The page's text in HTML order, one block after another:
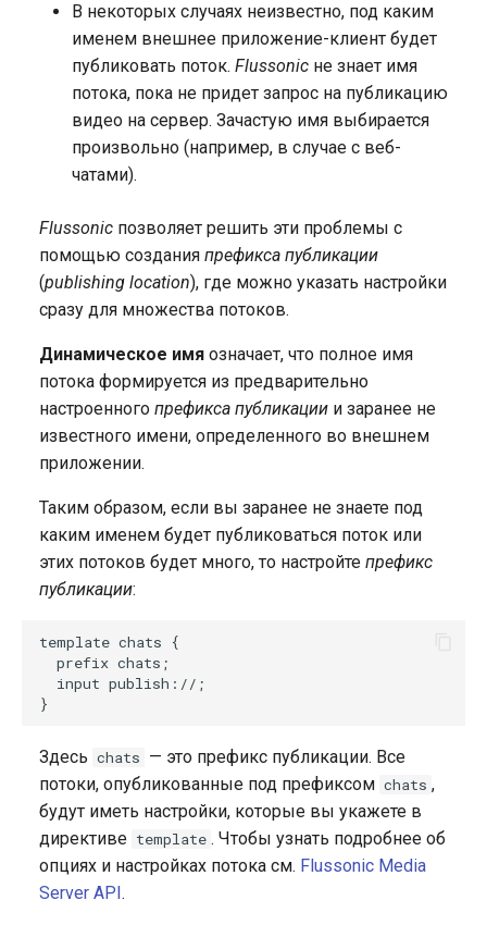
В некоторых случаях неизвестно, под каким
именем внешнее приложение-клиент будет
публиковать поток. Flussonic не знает имя
потока, пока не придет запрос на публикацию
видео на сервер. Зачастую имя выбирается
произвольно (например, в случае с веб-
чатами).
Flussonic позволяет решить эти проблемы с
помощью создания префикса публикации
(publishing location), где можно указать настройки
сразу для множества потоков.
Динамическое имя означает, что полное имя
потока формируется из предварительно
настроенного префикса публикации и заранее не
известного имени, определенного во внешнем
приложении.
Таким образом, если вы заранее не знаете под
каким именем будет публиковаться поток или
этих потоков будет много, то настройте префикс
публикации:
template chats {
  prefix chats;
  input publish://;
Здесь chats — это префикс публикации. Все
потоки, опубликованные под префиксом chats ,
будут иметь настройки, которые вы укажете в
директиве template . Чтобы узнать подробнее об
опциях и настройках потока см. Flussonic Media
Server API.